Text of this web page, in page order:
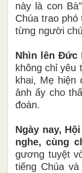
này là con
Chúa trao
từng người
Nhìn lên Đức
không chỉ yêu
khai, Mẹ hiện
ảnh ấy cho
đoàn.
Ngày nay,
nghe, cùng
gương tuyệt
tiếng Chúa